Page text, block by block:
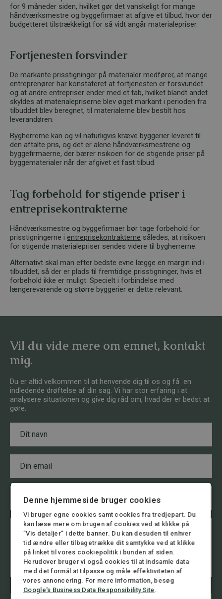
for 9 måneder siden, hvilket gør det vanskeligt for mange
håndværksmestre og byggefirmaer at afgive et tilbud, hvor der
budgetteret tilstrækkeligt for så vidt angår materialepriser.
Fortjenesten forsvinder
De markante prisstigninger på materialer medfører, at mange
entreprenører har konstateret at fortjenesten er forsvundet
og at andre entrepriser ender med et tab, hvilket blandt andet
skyldes at materialepriserne blev øget markant i perioden fra
tilbuddet blev beregnet, til materialerne blev bestilt hos
leverandøren.
Bygherrerne kan og vil naturligvis kræve byggerier leveret til
den aftalte pris, og det er alene håndværksmestrene og
byggefirmaerne, der bærer risikoen for de stigende priser på
byggematerialer når der afgivet et fast tilbud.
Tag forbehold for stigende priser i
entreprisekontrakterne
Håndværksmestre og byggefirmaer bør tage forbehold for
prisstigningerne i entreprisekontrakterne således, at risikoen
for stigende materialepriser sendes videre til bygherrerne.
Alternativt skal man efter bedste evne lægge en margin ind i
tilbuddet, så der er plads til fremtidige prisstigninger, hvis et
forbehold ikke er muligt. Specielt i forbindelse med
længerevarende og større byggerier er dette relevant.
Vil du vide mere om emnet, kontakt
mig.
Du er altid velkommen til at henvende dig til os og få en
indledende drøftelse af din sag. Vi har stor erfaring i at
analysere situationen og give dig råd om, hvad der er bedst at
gøre.
v
n
a
i
l
e
m
r
Denne hjemmeside bruger cookies
Vi bruger egne cookies samt cookies fra tredjepart. Du
kan læse mere om brugen af cookies ved at klikke på
”Vis detaljer” i dette banner. Du kan desuden til enhver
tid ændre eller tilbagetrække dit samtykke ved at klikke
på linket til vores cookiepolitik i bunden af siden.
Herudover bruger vi også cookies til at indsamle data
med det formål at tilpasse og måle effektiviteten af
vores annoncering. For mere information, besøg
Google's Business Data Responsibility Site.